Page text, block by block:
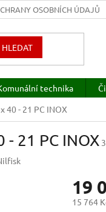
OSOBNÍCH ÚDAJŮ
HLEDAT
technika
40 - 21 PC INOX
21 PC INOX
19
15 764